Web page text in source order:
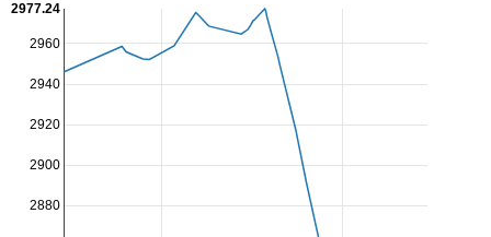
2880
2900
2920
2940
2960
2977.24